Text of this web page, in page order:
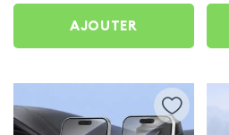
AJOUTER